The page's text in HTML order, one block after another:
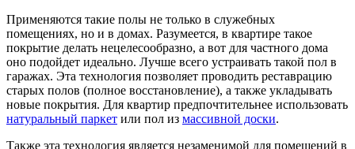
Применяются такие полы не только в служебных
помещениях, но и в домах. Разумеется, в квартире такое
покрытие делать нецелесообразно, а вот для частного дома
оно подойдет идеально. Лучше всего устраивать такой пол в
гаражах. Эта технология позволяет проводить реставрацию
старых полов (полное восстановление), а также укладывать
новые покрытия. Для квартир предпочтительнее использовать
натуральный паркет или пол из массивной доски.
Также эта технология является незаменимой для помещений в